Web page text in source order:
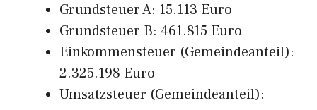
Grundsteuer A: 15.113 Euro
Grundsteuer B: 461.815 Euro
Einkommensteuer (Gemeindeanteil):
2.325.198 Euro
Umsatzsteuer (Gemeindeanteil):